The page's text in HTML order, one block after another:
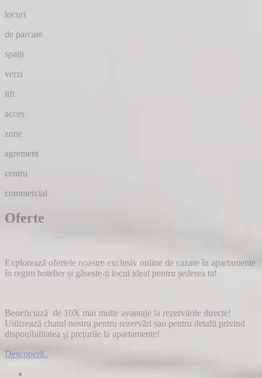
locuri
de parcare
spații
verzi
lift
acces
zone
agrement
centru
commercial
Oferte
Explorează ofertele noastre exclusiv online de cazare în apartamente
în regim hotelier și găsește-ți locul ideal pentru șederea ta!
Beneficiază de 10X mai multe avantaje la rezervările directe!
Utilizează chatul nostru pentru rezervări sau pentru detalii privind
disponibilitatea și prețurile la apartamente!
Descoperă..